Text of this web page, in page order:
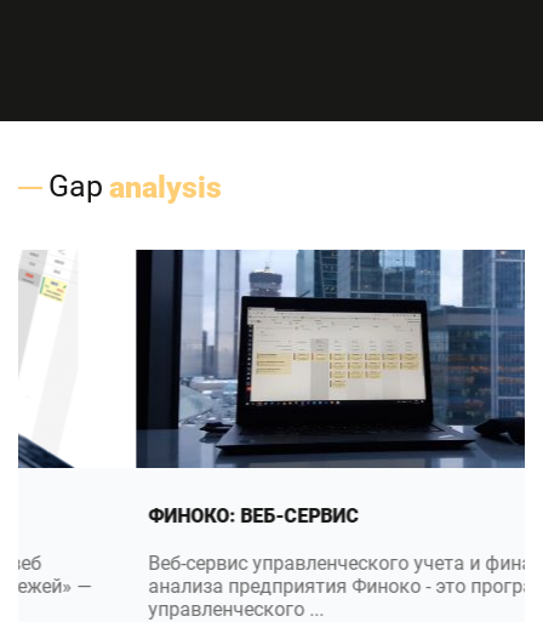
Gap analysis
ФИНОКО: ВЕБ-СЕРВИС
Веб-сервис управленческого учета и финансового
анализа предприятия Финоко - это программа для
управленческого ...